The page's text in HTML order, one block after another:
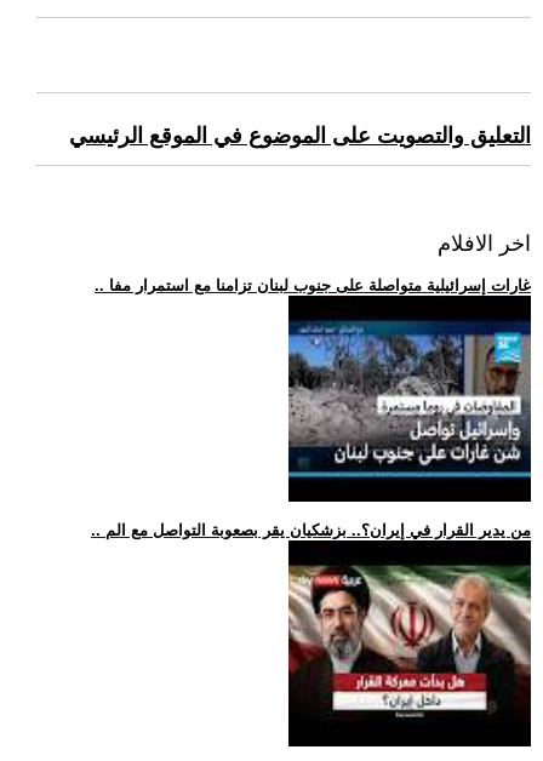
التعليق والتصويت على الموضوع في الموقع الرئيسي
اخر الافلام
.. غارات إسرائيلية متواصلة على جنوب لبنان تزامنا مع استمرار مفا
.. من يدير القرار في إيران؟.. بزشكيان يقر بصعوبة التواصل مع الم